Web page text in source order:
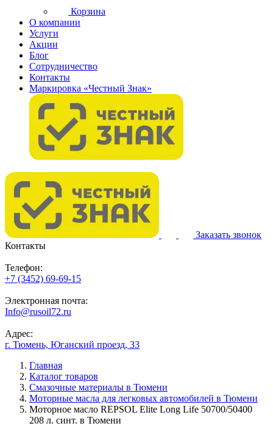
Корзина
О компании
Услуги
Акции
Блог
Сотрудничество
Контакты
Маркировка «Честный Знак»
Заказать звонок
Контакты
Телефон:
+7 (3452) 69-69-15
Электронная почта:
Info@rusoil72.ru
Адрес:
г. Тюмень, Юганский проезд, 33
Главная
Каталог товаров
Смазочные материалы в Тюмени
Моторные масла для легковых автомобилей в Тюмени
Моторное масло REPSOL Elite Long Life 50700/50400
208 л. синт. в Тюмени